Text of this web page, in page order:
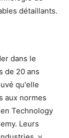
détaillants.
dans le
de 20 ans
qu'elle
aux normes
Technology
Leurs